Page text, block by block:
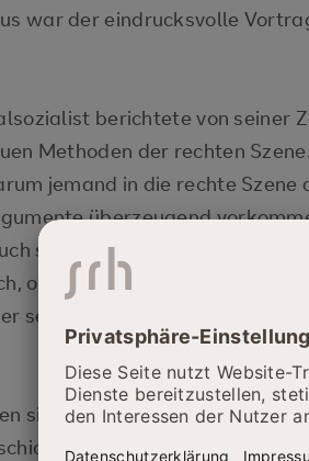
war der eindrucksvolle
berichtete von seiner
Methoden der rechten
jemand in die rechte Szene
überzeugend
sagt. Nutzt euren Verstand
ob die Theorien wirklich der
sein gebannt lauschendes
sich in der Aula versammelt,
anzuhören.